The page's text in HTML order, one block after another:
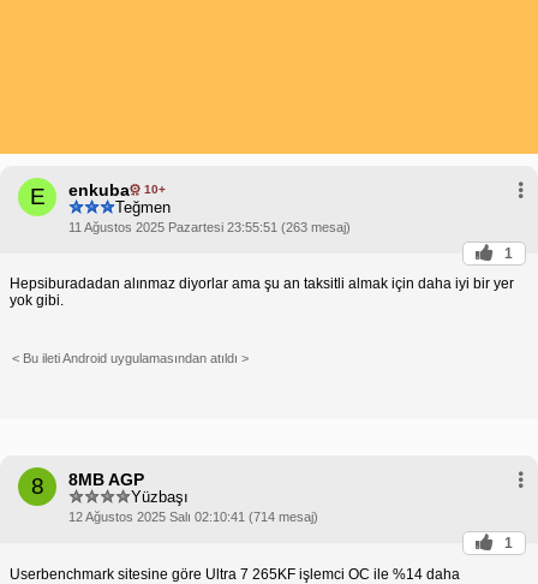
E enkuba 10+
Teğmen
11 Ağustos 2025 Pazartesi 23:55:51 (263 mesaj)
1
Hepsiburadadan alınmaz diyorlar ama şu an taksitli almak için daha iyi bir yer
yok gibi.
< Bu ileti Android uygulamasından atıldı >
8 8MB AGP
Yüzbaşı
12 Ağustos 2025 Salı 02:10:41 (714 mesaj)
1
Userbenchmark sitesine göre Ultra 7 265KF işlemci OC ile %14 daha